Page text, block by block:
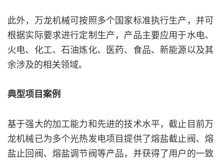
此外，万龙机械可按照多个国家标准执行生产，并可
根据实际要求进行定制生产，产品主要应用于水电、
火电、化工、石油炼化、医药、食品、新能源以及其
余涉及的相关领域。
典型项目案例
基于强大的加工能力和先进的技术水平，截止目前万
龙机械已为多个光热发电项目提供了熔盐截止阀、熔
盐止回阀、熔盐调节阀等产品，并获得了用户的一致